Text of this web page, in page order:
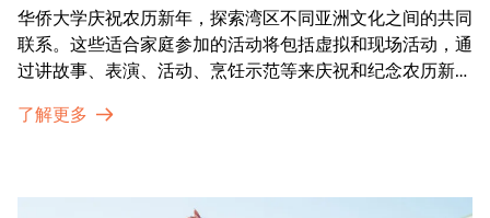
华侨大学庆祝农历新年，探索湾区不同亚洲文化之间的共同
联系。这些适合家庭参加的活动将包括虚拟和现场活动，通
过讲故事、表演、活动、烹饪示范等来庆祝和纪念农历新年
通过亲身参与和虚拟的治疗圈来相互支持。
了解更多